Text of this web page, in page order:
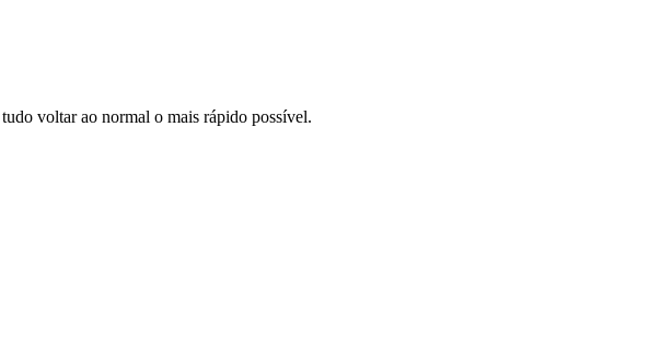
voltar ao normal o mais rápido possível.